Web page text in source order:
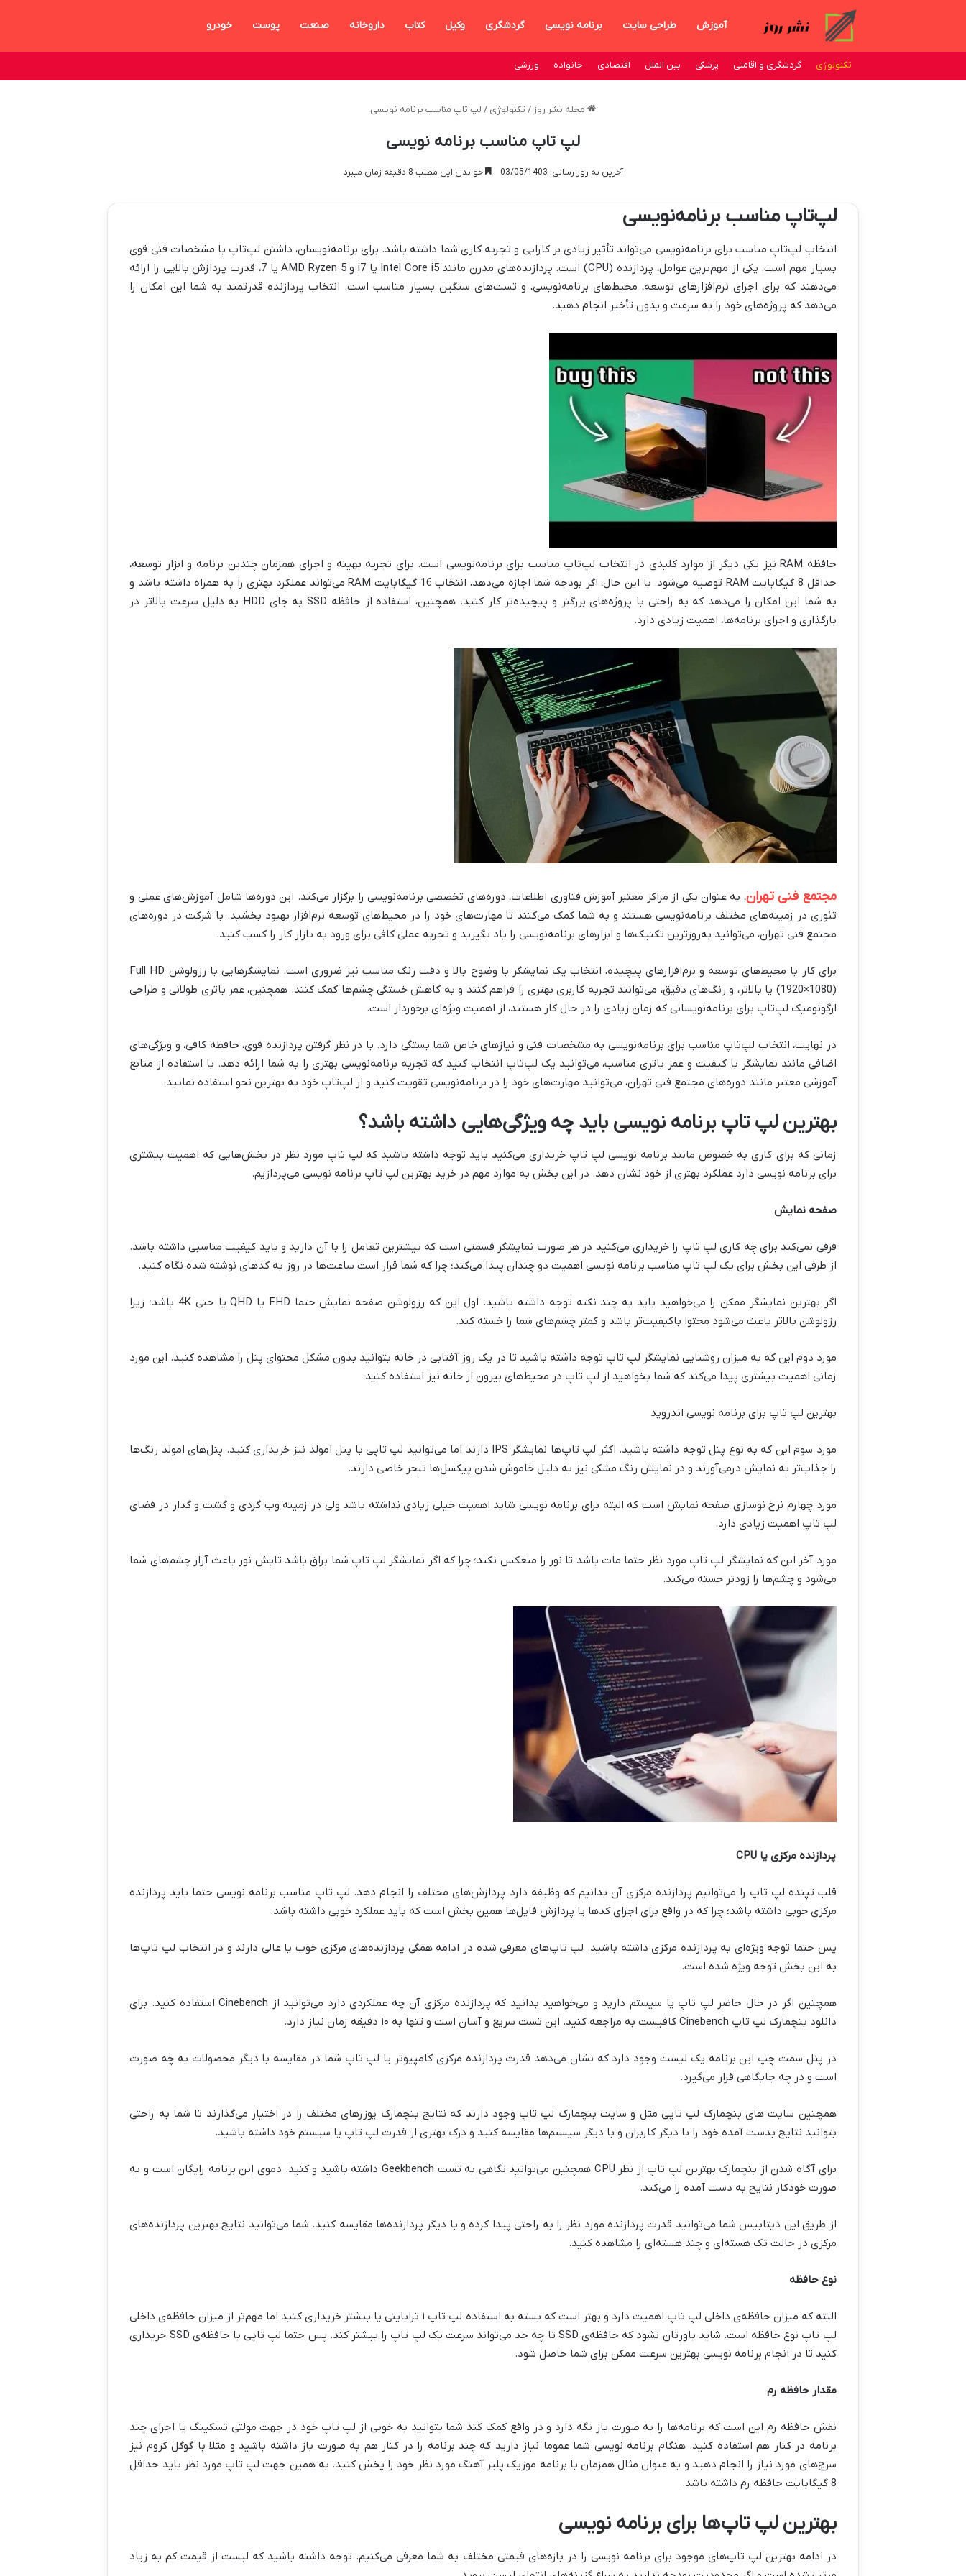
آموزش طراحی سایت برنامه نویسی گردشگری وکیل کتاب داروخانه صنعت پوست خودرو
تکنولوژی گردشگری و اقامتی پزشکی بین الملل اقتصادی خانواده ورزشی
مجله نشر روز / تکنولوژی / لپ تاپ مناسب برنامه نویسی
لپ تاپ مناسب برنامه نویسی
آخرین به روز رسانی: 03/05/1403 خواندن این مطلب 8 دقیقه زمان میبرد
لپ‌تاپ مناسب برنامه‌نویسی
انتخاب لپ‌تاپ مناسب برای برنامه‌نویسی می‌تواند تأثیر زیادی بر کارایی و تجربه کاری شما داشته باشد. برای برنامه‌نویسان، داشتن لپ‌تاپ با مشخصات فنی قوی
بسیار مهم است. یکی از مهم‌ترین عوامل، پردازنده (CPU) است. پردازنده‌های مدرن مانند Intel Core i5 یا i7 و AMD Ryzen 5 یا 7، قدرت پردازش بالایی را ارائه
می‌دهند که برای اجرای نرم‌افزارهای توسعه، محیط‌های برنامه‌نویسی، و تست‌های سنگین بسیار مناسب است. انتخاب پردازنده قدرتمند به شما این امکان را
می‌دهد که پروژه‌های خود را به سرعت و بدون تأخیر انجام دهید.
حافظه RAM نیز یکی دیگر از موارد کلیدی در انتخاب لپ‌تاپ مناسب برای برنامه‌نویسی است. برای تجربه بهینه و اجرای همزمان چندین برنامه و ابزار توسعه،
حداقل 8 گیگابایت RAM توصیه می‌شود. با این حال، اگر بودجه شما اجازه می‌دهد، انتخاب 16 گیگابایت RAM می‌تواند عملکرد بهتری را به همراه داشته باشد و
به شما این امکان را می‌دهد که به راحتی با پروژه‌های بزرگتر و پیچیده‌تر کار کنید. همچنین، استفاده از حافظه SSD به جای HDD به دلیل سرعت بالاتر در
بارگذاری و اجرای برنامه‌ها، اهمیت زیادی دارد.
مجتمع فنی تهران، به عنوان یکی از مراکز معتبر آموزش فناوری اطلاعات، دوره‌های تخصصی برنامه‌نویسی را برگزار می‌کند. این دوره‌ها شامل آموزش‌های عملی و
تئوری در زمینه‌های مختلف برنامه‌نویسی هستند و به شما کمک می‌کنند تا مهارت‌های خود را در محیط‌های توسعه نرم‌افزار بهبود بخشید. با شرکت در دوره‌های
مجتمع فنی تهران، می‌توانید به‌روزترین تکنیک‌ها و ابزارهای برنامه‌نویسی را یاد بگیرید و تجربه عملی کافی برای ورود به بازار کار را کسب کنید.
برای کار با محیط‌های توسعه و نرم‌افزارهای پیچیده، انتخاب یک نمایشگر با وضوح بالا و دقت رنگ مناسب نیز ضروری است. نمایشگرهایی با رزولوشن Full HD
(1920×1080) یا بالاتر، و رنگ‌های دقیق، می‌توانند تجربه کاربری بهتری را فراهم کنند و به کاهش خستگی چشم‌ها کمک کنند. همچنین، عمر باتری طولانی و طراحی
ارگونومیک لپ‌تاپ برای برنامه‌نویسانی که زمان زیادی را در حال کار هستند، از اهمیت ویژه‌ای برخوردار است.
در نهایت، انتخاب لپ‌تاپ مناسب برای برنامه‌نویسی به مشخصات فنی و نیازهای خاص شما بستگی دارد. با در نظر گرفتن پردازنده قوی، حافظه کافی، و ویژگی‌های
اضافی مانند نمایشگر با کیفیت و عمر باتری مناسب، می‌توانید یک لپ‌تاپ انتخاب کنید که تجربه برنامه‌نویسی بهتری را به شما ارائه دهد. با استفاده از منابع
آموزشی معتبر مانند دوره‌های مجتمع فنی تهران، می‌توانید مهارت‌های خود را در برنامه‌نویسی تقویت کنید و از لپ‌تاپ خود به بهترین نحو استفاده نمایید.
بهترین لپ تاپ برنامه نویسی باید چه ویژگی‌هایی داشته باشد؟
زمانی که برای کاری به خصوص مانند برنامه نویسی لپ تاپ خریداری می‌کنید باید توجه داشته باشید که لپ تاپ مورد نظر در بخش‌هایی که اهمیت بیشتری
برای برنامه نویسی دارد عملکرد بهتری از خود نشان دهد. در این بخش به موارد مهم در خرید بهترین لپ تاپ برنامه نویسی می‌پردازیم.
صفحه نمایش
فرقی نمی‌کند برای چه کاری لپ تاپ را خریداری می‌کنید در هر صورت نمایشگر قسمتی است که بیشترین تعامل را با آن دارید و باید کیفیت مناسبی داشته باشد.
از طرفی این بخش برای یک لپ تاپ مناسب برنامه نویسی اهمیت دو چندان پیدا می‌کند؛ چرا که شما قرار است ساعت‌ها در روز به کدهای نوشته شده نگاه کنید.
اگر بهترین نمایشگر ممکن را می‌خواهید باید به چند نکته توجه داشته باشید. اول این که رزولوشن صفحه نمایش حتما FHD یا QHD یا حتی 4K باشد؛ زیرا
رزولوشن بالاتر باعث می‌شود محتوا باکیفیت‌تر باشد و کمتر چشم‌های شما را خسته کند.
مورد دوم این که به میزان روشنایی نمایشگر لپ تاپ توجه داشته باشید تا در یک روز آفتابی در خانه بتوانید بدون مشکل محتوای پنل را مشاهده کنید. این مورد
زمانی اهمیت بیشتری پیدا می‌کند که شما بخواهید از لپ تاپ در محیط‌های بیرون از خانه نیز استفاده کنید.
بهترین لپ تاپ برای برنامه نویسی اندروید
مورد سوم این که به نوع پنل توجه داشته باشید. اکثر لپ تاپ‌ها نمایشگر IPS دارند اما می‌توانید لپ تاپی با پنل امولد نیز خریداری کنید. پنل‌های امولد رنگ‌ها
را جذاب‌تر به نمایش درمی‌آورند و در نمایش رنگ مشکی نیز به دلیل خاموش شدن پیکسل‌ها تبحر خاصی دارند.
مورد چهارم نرخ نوسازی صفحه نمایش است که البته برای برنامه نویسی شاید اهمیت خیلی زیادی نداشته باشد ولی در زمینه وب گردی و گشت و گذار در فضای
لپ تاپ اهمیت زیادی دارد.
مورد آخر این که نمایشگر لپ تاپ مورد نظر حتما مات باشد تا نور را منعکس نکند؛ چرا که اگر نمایشگر لپ تاپ شما براق باشد تابش نور باعث آزار چشم‌های شما
می‌شود و چشم‌ها را زودتر خسته می‌کند.
پردازنده مرکزی یا CPU
قلب تپنده لپ تاپ را می‌توانیم پردازنده مرکزی آن بدانیم که وظیفه دارد پردازش‌های مختلف را انجام دهد. لپ تاپ مناسب برنامه نویسی حتما باید پردازنده
مرکزی خوبی داشته باشد؛ چرا که در واقع برای اجرای کدها یا پردازش فایل‌ها همین بخش است که باید عملکرد خوبی داشته باشد.
پس حتما توجه ویژه‌ای به پردازنده مرکزی داشته باشید. لپ تاپ‌های معرفی شده در ادامه همگی پردازنده‌های مرکزی خوب یا عالی دارند و در انتخاب لپ تاپ‌ها
به این بخش توجه ویژه شده است.
همچنین اگر در حال حاضر لپ تاپ یا سیستم دارید و می‌خواهید بدانید که پردازنده مرکزی آن چه عملکردی دارد می‌توانید از Cinebench استفاده کنید. برای
دانلود بنچمارک لپ تاپ Cinebench کافیست به مراجعه کنید. این تست سریع و آسان است و تنها به ۱۰ دقیقه زمان نیاز دارد.
در پنل سمت چپ این برنامه یک لیست وجود دارد که نشان می‌دهد قدرت پردازنده مرکزی کامپیوتر یا لپ تاپ شما در مقایسه با دیگر محصولات به چه صورت
است و در چه جایگاهی قرار می‌گیرد.
همچنین سایت های بنچمارک لپ تاپی مثل و سایت بنچمارک لپ تاپ وجود دارند که نتایج بنچمارک یوزرهای مختلف را در اختیار می‌گذارند تا شما به راحتی
بتوانید نتایج بدست آمده خود را با دیگر کاربران و با دیگر سیستم‌ها مقایسه کنید و درک بهتری از قدرت لپ تاپ یا سیستم خود داشته باشید.
برای آگاه شدن از بنچمارک بهترین لپ تاپ از نظر CPU همچنین می‌توانید نگاهی به تست Geekbench داشته باشید و کنید. دموی این برنامه رایگان است و به
صورت خودکار نتایج به دست آمده را می‌کند.
از طریق این دیتابیس شما می‌توانید قدرت پردازنده مورد نظر را به راحتی پیدا کرده و با دیگر پردازنده‌ها مقایسه کنید. شما می‌توانید نتایج بهترین پردازنده‌های
مرکزی در حالت تک هسته‌ای و چند هسته‌ای را مشاهده کنید.
نوع حافظه
البته که میزان حافظه‌ی داخلی لپ تاپ اهمیت دارد و بهتر است که بسته به استفاده لپ تاپ ۱ ترابایتی یا بیشتر خریداری کنید اما مهم‌تر از میزان حافظه‌ی داخلی
لپ تاپ نوع حافظه است. شاید باورتان نشود که حافظه‌ی SSD تا چه حد می‌تواند سرعت یک لپ تاپ را بیشتر کند. پس حتما لپ تاپی با حافظه‌ی SSD خریداری
کنید تا در انجام برنامه نویسی بهترین سرعت ممکن برای شما حاصل شود.
مقدار حافظه رم
نقش حافظه رم این است که برنامه‌ها را به صورت باز نگه دارد و در واقع کمک کند شما بتوانید به خوبی از لپ تاپ خود در جهت مولتی تسکینگ یا اجرای چند
برنامه در کنار هم استفاده کنید. هنگام برنامه نویسی شما عموما نیاز دارید که چند برنامه را در کنار هم به صورت باز داشته باشید و مثلا با گوگل کروم نیز
سرچ‌های مورد نیاز را انجام دهید و به عنوان مثال همزمان با برنامه موزیک پلیر آهنگ مورد نظر خود را پخش کنید. به همین جهت لپ تاپ مورد نظر باید حداقل
8 گیگابایت حافظه رم داشته باشد.
بهترین لپ تاپ‌ها برای برنامه نویسی
در ادامه بهترین لپ تاپ‌های موجود برای برنامه نویسی را در بازه‌های قیمتی مختلف به شما معرفی می‌کنیم. توجه داشته باشید که لیست از قیمت کم به زیاد